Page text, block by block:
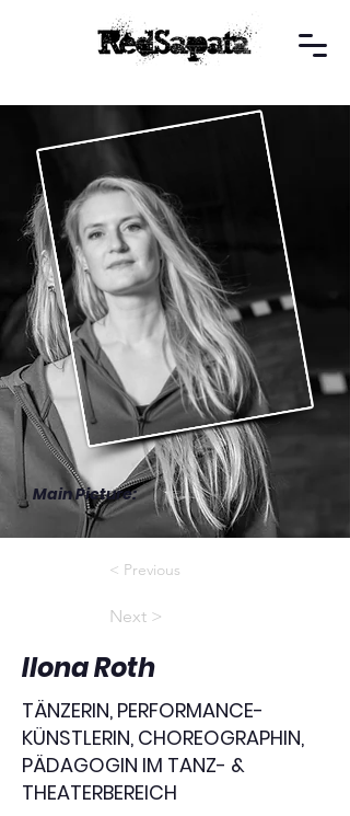
Main Picture:
< Previous
Next >
Ilona Roth
TÄNZERIN, PERFORMANCE-
KÜNSTLERIN, CHOREOGRAPHIN,
PÄDAGOGIN IM TANZ- &
THEATERBEREICH